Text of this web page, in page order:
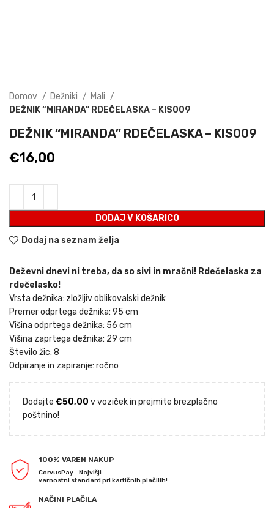
Domov Dežniki
Mali
DEŽNIK “MIRANDA” RDEČELASKA – KIS009
DEŽNIK “MIRANDA” RDEČELASKA – KIS009
€16,00
DODAJ V KOŠARICO
Dodaj na seznam želja
Deževni dnevi ni treba, da so sivi in ​​mračni! Rdečelaska za
rdečelasko!
Vrsta dežnika: zložljiv oblikovalski dežnik
Premer odprtega dežnika: 95 cm
Višina odprtega dežnika: 56 cm
Višina zaprtega dežnika: 29 cm
Število žic: 8
Odpiranje in zapiranje: ročno
Dodajte €50,00 v voziček in prejmite brezplačno
poštnino!
100% VAREN NAKUP
CorvusPay - Najvišji
varnostni standard pri kartičnih plačilih!
NAČINI PLAČILA